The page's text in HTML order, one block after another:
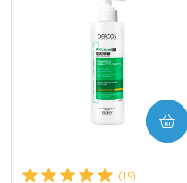
(19)
COMPRAR